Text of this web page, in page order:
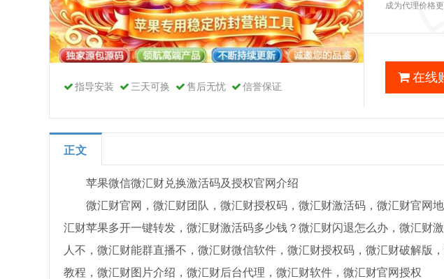
指导安装 三天可换 售后无忧 信誉保证
成为代理价格
在线
正文
苹果微信微汇财兑换激活码及授权官网介绍
微汇财官网，微汇财团队，微汇财授权码，微汇财激活码，微汇财官网
汇财苹果多开一键转发，微汇财激活码多少钱？微汇财闪退怎么办，微汇财
人不，微汇财能群直播不，微汇财微信软件，微汇财授权码，微汇财破解版
教程，微汇财图片介绍，微汇财后台代理，微汇财软件，微汇财官网授权